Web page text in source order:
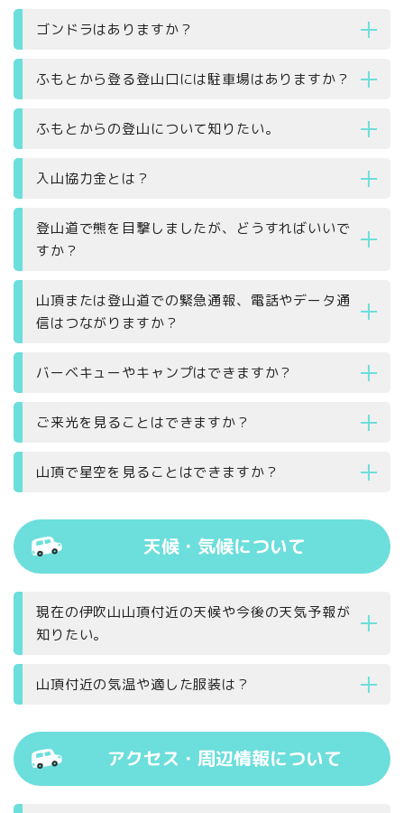
ゴンドラはありますか？
ふもとから登る登山口には駐車場はありますか？
ふもとからの登山について知りたい。
入山協力金とは？
登山道で熊を目撃しましたが、どうすればいいで
すか？
山頂または登山道での緊急通報、電話やデータ通
信はつながりますか？
バーベキューやキャンプはできますか？
ご来光を見ることはできますか？
山頂で星空を見ることはできますか？
天候・気候について
現在の伊吹山山頂付近の天候や今後の天気予報が
知りたい。
山頂付近の気温や適した服装は？
アクセス・周辺情報について